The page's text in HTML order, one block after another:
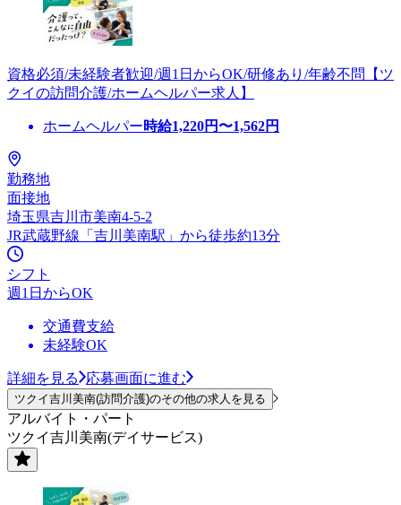
資格必須/未経験者歓迎/週1日からOK/研修あり/年齢不問【ツ
クイの訪問介護/ホームヘルパー求人】
ホームヘルパー時給1,220円〜1,562円
勤務地
面接地
埼玉県吉川市美南4-5-2
JR武蔵野線「吉川美南駅」から徒歩約13分
シフト
週1日からOK
交通費支給
未経験OK
詳細を見る 応募画面に進む
ツクイ吉川美南(訪問介護)のその他の求人を見る
アルバイト・パート
ツクイ吉川美南(デイサービス)